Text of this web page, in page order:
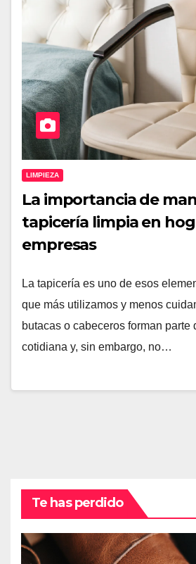
LIMPIEZA
La importancia de
tapicería limpia en
empresas
La tapicería es uno de esos
que más utilizamos y menos
butacas o cabeceros forman parte
cotidiana y, sin embargo, no…
Te has perdido